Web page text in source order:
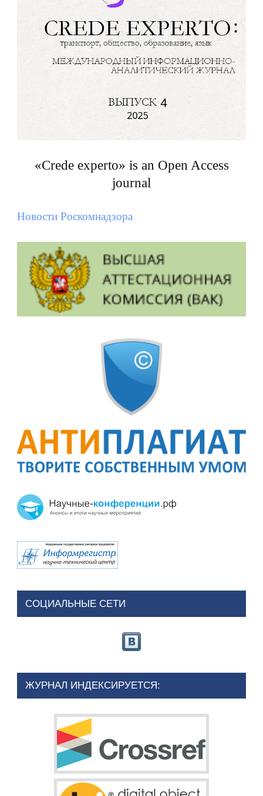
«Crede experto» is an Open Access
journal
Новости Роскомнадзора
СОЦИАЛЬНЫЕ СЕТИ
ЖУРНАЛ ИНДЕКСИРУЕТСЯ: